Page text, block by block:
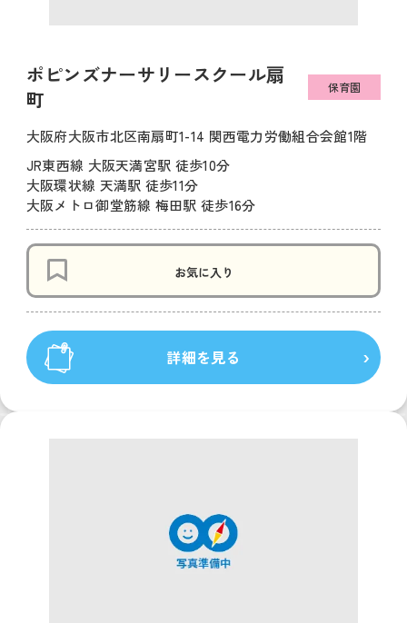
ポピンズナーサリースクール扇
町
保育園
大阪府大阪市北区南扇町1-14 関西電力労働組合会館1階
JR東西線 大阪天満宮駅 徒歩10分
大阪環状線 天満駅 徒歩11分
大阪メトロ御堂筋線 梅田駅 徒歩16分
お気に入り
詳細を見る